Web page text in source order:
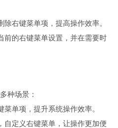
除右键菜单项，提高操作效率。
前的右键菜单设置，并在需要时
种场景：
单项，提升系统操作效率。
自定义右键菜单，让操作更加便